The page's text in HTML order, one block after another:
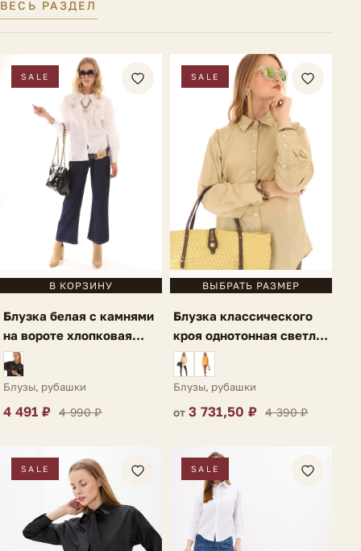
ВЕСЬ РАЗДЕЛ
SALE
В КОРЗИНУ
Блузка белая с камнями
на вороте хлопковая
Gela
Блузы, рубашки
4 491 ₽ 4 990 ₽
SALE
ВЫБРАТЬ РАЗМЕР
Блузка классического
кроя однотонная светло-
зеленая Lauria
Блузы, рубашки
от3 731,50 ₽ 4 390 ₽
SALE SALE